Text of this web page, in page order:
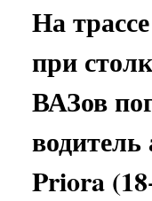
На
при
ВАЗов
Priora